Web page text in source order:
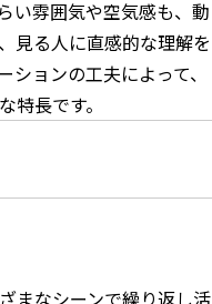
い雰囲気や空気感も、動
見る人に直感的な理解を
ョンの工夫によって、
長です。
まなシーンで繰り返し活